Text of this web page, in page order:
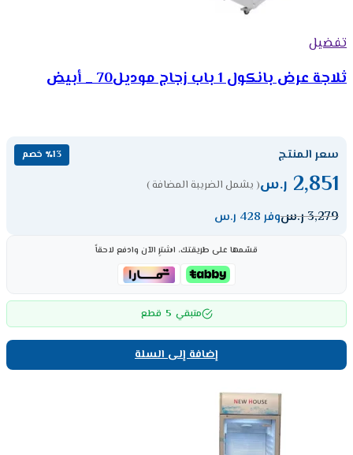
تفضيل
ثلاجة عرض بانكول 1 باب زجاج موديل70 _ أبيض
سعر المنتج ٪13 خصم
2,851 ر.س( يشمل الضريبة المضافة )
3,279ر.سوفر 428 ر.س
قسّمها على طريقتك، اشترِ الآن وادفع لاحقاً
متبقي 5 قطع
إضافة إلى السلة